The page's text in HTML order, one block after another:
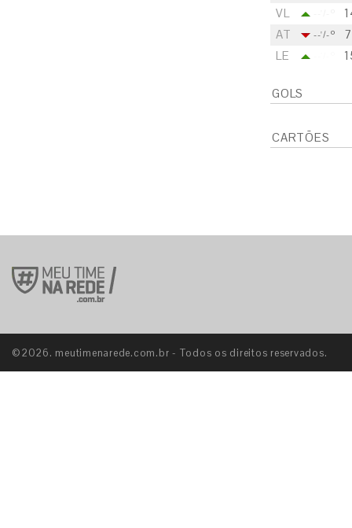
VL
AT
--'/-º
7
LE
GOLS
CARTÕES
©2026. meutimenarede.com.br - Todos os direitos reservados.